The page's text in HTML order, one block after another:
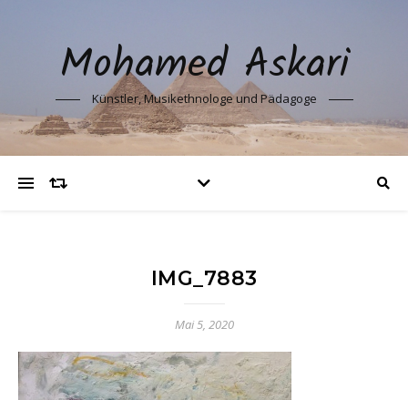
Mohamed Askari
Künstler, Musikethnologe und Pädagoge
IMG_7883
Mai 5, 2020